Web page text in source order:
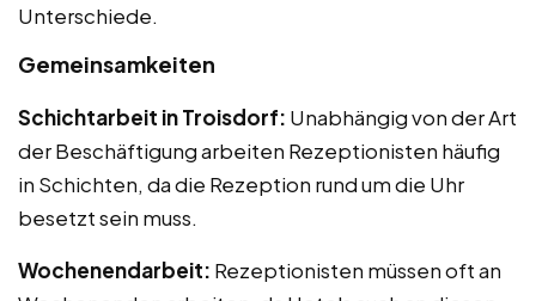
Unterschiede.
Gemeinsamkeiten
Schichtarbeit in Troisdorf: Unabhängig von der Art
der Beschäftigung arbeiten Rezeptionisten häufig
in Schichten, da die Rezeption rund um die Uhr
besetzt sein muss.
Wochenendarbeit: Rezeptionisten müssen oft an